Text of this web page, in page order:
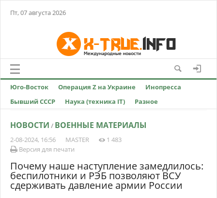
Пт, 07 августа 2026
Юго-Восток Операция Z на Украине
Инопресса
Бывший СССР
Наука (техника IT) Разное
НОВОСТИ / ВОЕННЫЕ МАТЕРИАЛЫ
2-08-2024, 16:56 MASTER
1 483
Версия для печати
Почему наше наступление замедлилось:
беспилотники и РЭБ позволяют ВСУ
сдерживать давление армии России